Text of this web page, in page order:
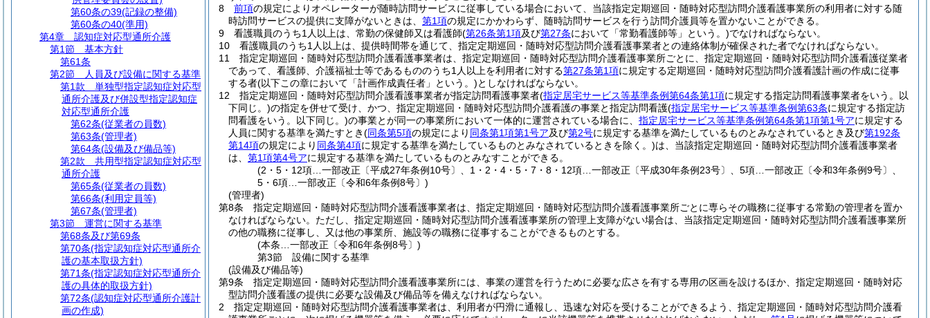
8
前項の規定によりオペレーターが随時訪問サービスに従事している場合において、当該指定定期巡回・随時対応型訪問介護看護事業所の利用者に対する随
時訪問サービスの提供に支障がないときは、 第1項の規定にかかわらず、随時訪問サービスを行う訪問介護員等を置かないことができる。
9
看護職員のうち1人以上は、常勤の保健師又は看護師(第26条第1項及び第27条において「常勤看護師等」という。)でなければならない。
10
看護職員のうち1人以上は、提供時間帯を通じて、指定定期巡回・随時対応型訪問介護看護事業者との連絡体制が確保された者でなければならない。
11
指定定期巡回・随時対応型訪問介護看護事業者は、指定定期巡回・随時対応型訪問介護看護事業所ごとに、指定定期巡回・随時対応型訪問介護看護従業者
であって、看護師、介護福祉士等であるもののうち1人以上を利用者に対する第27条第1項に規定する定期巡回・随時対応型訪問介護看護計画の作成に従事
する者(以下この章において「計画作成責任者」という。)としなければならない。
12
指定定期巡回・随時対応型訪問介護看護事業者が指定訪問看護事業者(指定居宅サービス等基準条例第64条第1項に規定する指定訪問看護事業者をいう。以
下同じ。)の指定を併せて受け、かつ、指定定期巡回・随時対応型訪問介護看護の事業と指定訪問看護(指定居宅サービス等基準条例第63条に規定する指定訪
問看護をいう。以下同じ。)の事業とが同一の事業所において一体的に運営されている場合に、 指定居宅サービス等基準条例第64条第1項第1号アに規定する
人員に関する基準を満たすとき(同条第5項の規定により 同条第1項第1号ア及び第2号に規定する基準を満たしているものとみなされているとき及び第192条
第14項の規定により 同条第4項に規定する基準を満たしているものとみなされているときを除く。)は、当該指定定期巡回・随時対応型訪問介護看護事業者
は、 第1項第4号アに規定する基準を満たしているものとみなすことができる。
(2・5・12項…一部改正〔平成27年条例10号〕、1・2・4・5・7・8・12項…一部改正〔平成30年条例23号〕、5項…一部改正〔令和3年条例9号〕、
5・6項…一部改正〔令和6年条例8号〕)
(管理者)
第8条
指定定期巡回・随時対応型訪問介護看護事業者は、指定定期巡回・随時対応型訪問介護看護事業所ごとに専らその職務に従事する常勤の管理者を置か
なければならない。 ただし、指定定期巡回・随時対応型訪問介護看護事業所の管理上支障がない場合は、当該指定定期巡回・随時対応型訪問介護看護事業所
の他の職務に従事し、又は他の事業所、施設等の職務に従事することができるものとする。
(本条…一部改正〔令和6年条例8号〕)
第3節
設備に関する基準
(設備及び備品等)
第9条
指定定期巡回・随時対応型訪問介護看護事業所には、事業の運営を行うために必要な広さを有する専用の区画を設けるほか、指定定期巡回・随時対応
型訪問介護看護の提供に必要な設備及び備品等を備えなければならない。
2
指定定期巡回・随時対応型訪問介護看護事業者は、利用者が円滑に通報し、迅速な対応を受けることができるよう、指定定期巡回・随時対応型訪問介護看
第60条の39(記録の整備)
第60条の40(準用)
第4章
認知症対応型通所介護
第1節
基本方針
第61条
第2節
人員及び設備に関する基準
第1款
単独型指定認知症対応型
通所介護及び併設型指定認知症
対応型通所介護
第62条(従業者の員数)
第63条(管理者)
第64条(設備及び備品等)
第2款
共用型指定認知症対応型
通所介護
第65条(従業者の員数)
第66条(利用定員等)
第67条(管理者)
第3節
運営に関する基準
第68条及び第69条
第70条(指定認知症対応型通所介
護の基本取扱方針)
第71条(指定認知症対応型通所介
護の具体的取扱方針)
第72条(認知症対応型通所介護計
画の作成)